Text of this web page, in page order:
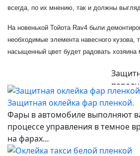
всегда, по их мнению, так и должны
На новенькой Тойота Rav4 были
необходимые элемента навесного кузова,
насыщенный цвет будет радовать хозяина
Toyota
Защитная оклейка фар пленкой.
Фары в автомобиле выполняют
процессе управления в темное
на фарах…